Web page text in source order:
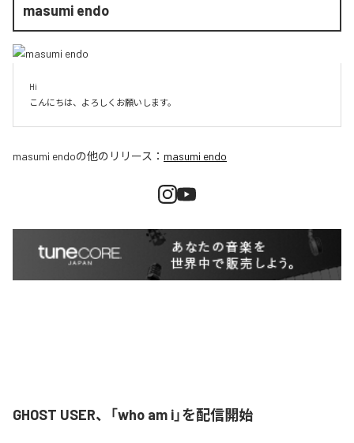
masumi endo
Hi
こんにちは、よろしくお願いします。
masumi endoの他のリリース： masumi endo
GHOST USER、「who am i」を配信開始